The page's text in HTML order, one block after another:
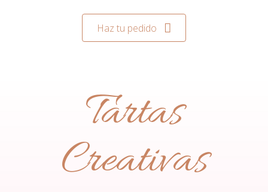
Haz tu pedido
Tartas
Creativas